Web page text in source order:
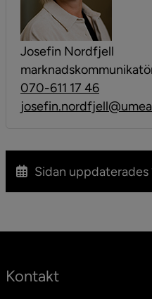
Josefin Nordfjell
070-611 17 46
Sidan uppdaterades
Kontakt